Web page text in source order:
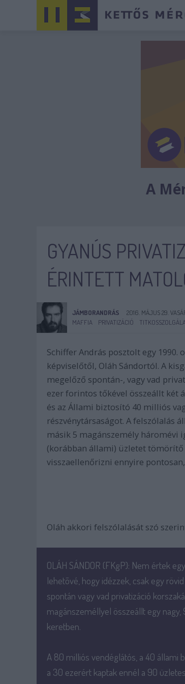
A
GYANÚS
ÉRINTETT
JÁMBORANDRÁS
2016. MÁJUS 29.
MAFFIA
PRIVATIZÁCIÓ
Schiffer András posztolt egy
képviselőtől, Oláh Sándortól. A
megelőző spontán-, vagy vad
ezer forintos tőkével összeállt két
és az Állami biztosító 40 milliós
részvénytársaságot. A felszólalás
másik 5 magánszemély háromévi
(korábban állami) üzletet
visszaellenőrizni ennyire
Oláh akkori felszólalását szó
OLÁH SÁNDOR (FKgP): Nem értek
lehetõvé, hogy idézzek, csak egy
spontán vagy vad privatizáció
magánszeméllyel összeállt egy
keretben.
A 80 milliós vendéglátós, a 40 állami
a 30 ezerért kaptak ennél a 90